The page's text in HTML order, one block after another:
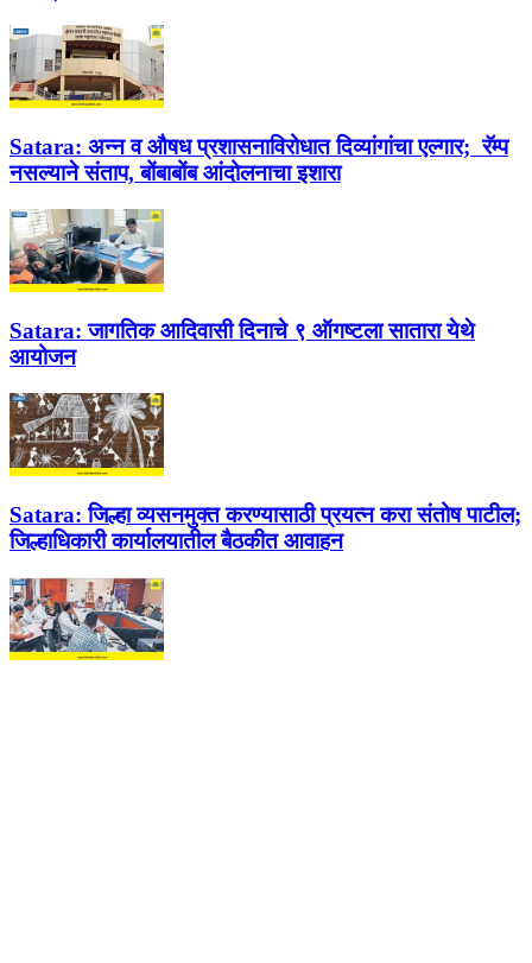
Satara: अन्न व औषध प्रशासनाविरोधात दिव्यांगांचा एल्गार; रॅम्प
नसल्याने संताप, बोंबाबोंब आंदोलनाचा इशारा
Satara: जागतिक आदिवासी दिनाचे ९ ऑगष्टला सातारा येथे
आयोजन
Satara: जिल्हा व्यसनमुक्त करण्यासाठी प्रयत्न करा संतोष पाटील;
जिल्हाधिकारी कार्यालयातील बैठकीत आवाहन